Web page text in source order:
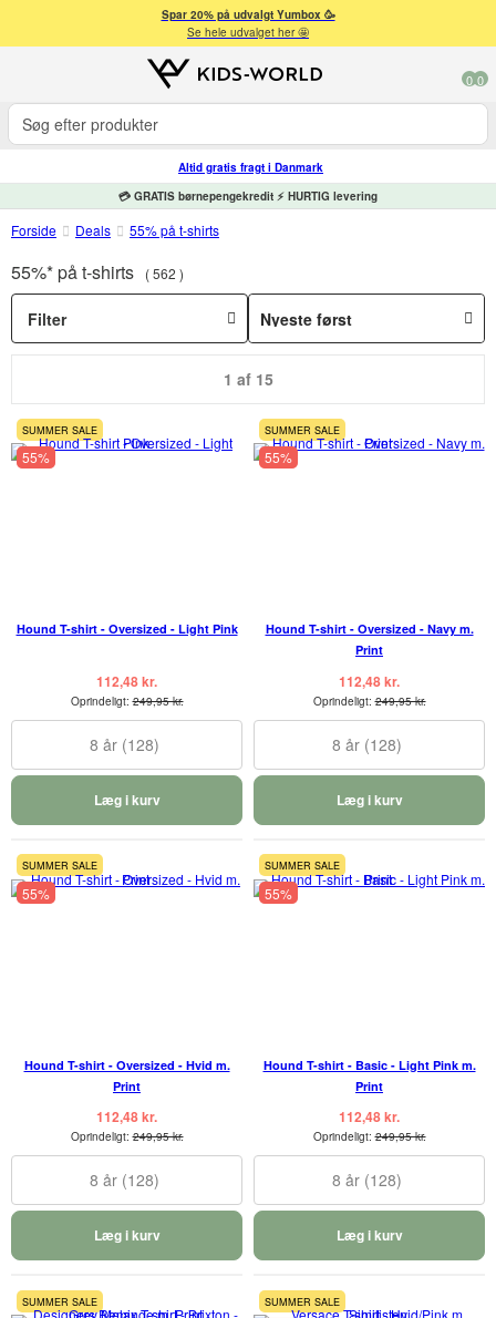
Spar 20% på udvalgt Yumbox 🥳
Se hele udvalget her 🤩
0 0
Altid gratis fragt i Danmark
💳 GRATIS børnepengekredit ⚡ HURTIG levering
Forside Deals 55% på t-shirts
55%* på t-shirts 562
Filter
1 af 15
SUMMER SALE
55%
Hound T-shirt - Oversized - Light Pink
112,48 kr.
Oprindeligt:249,95 kr.
8 år (128)
Læg i kurv
SUMMER SALE
55%
Hound T-shirt - Oversized - Navy m.
Print
112,48 kr.
Oprindeligt:249,95 kr.
8 år (128)
Læg i kurv
SUMMER SALE
55%
Hound T-shirt - Oversized - Hvid m.
Print
112,48 kr.
Oprindeligt:249,95 kr.
8 år (128)
Læg i kurv
SUMMER SALE
55%
Hound T-shirt - Basic - Light Pink m.
Print
112,48 kr.
Oprindeligt:249,95 kr.
8 år (128)
Læg i kurv
SUMMER SALE SUMMER SALE